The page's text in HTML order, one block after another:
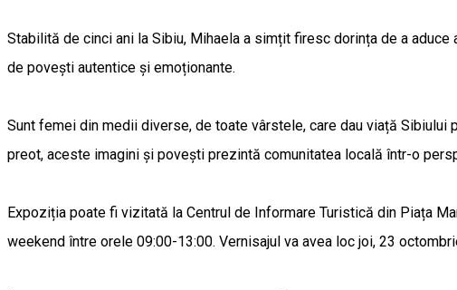
Stabilită de cinci ani la Sibiu, Mihaela a simțit firesc dorința de a
de povești autentice și emoționante.
Sunt femei din medii diverse, de toate vârstele, care dau viață
preot, aceste imagini și povești prezintă comunitatea locală într-o
Expoziția poate fi vizitată la Centrul de Informare Turistică din Piața
weekend între orele 09:00-13:00. Vernisajul va avea loc joi, 23